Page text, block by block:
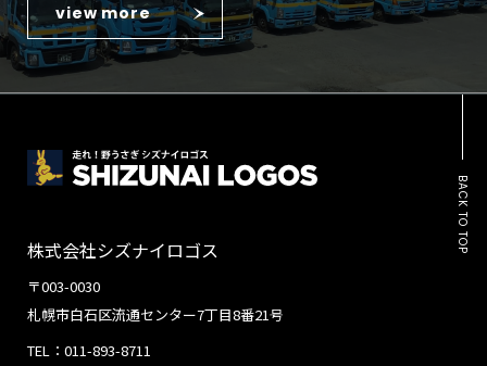
view more
BACK TO TOP
株式会社シズナイロゴス
〒003-0030
札幌市白石区流通センター7丁目8番21号
TEL：011-893-8711